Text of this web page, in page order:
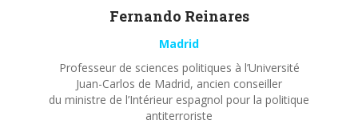
Fernando Reinares
Madrid
Professeur de sciences politiques à l’Université
Juan-Carlos de Madrid, ancien conseiller
du ministre de l’Intérieur espagnol pour la politique
antiterroriste